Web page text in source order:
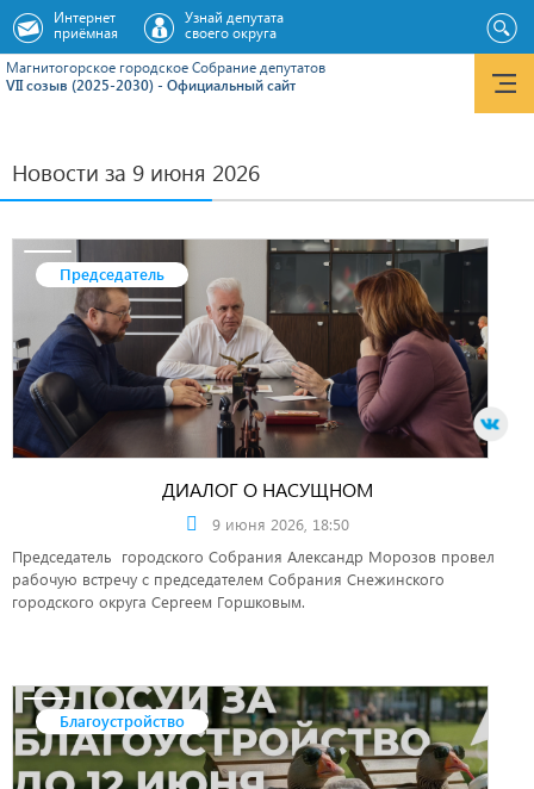
Магнитогорское городское Cобрание депутатов
VII созыв (2025-2030) - Официальный сайт
Интернет
приёмная
Узнай депутата
своего округа
Новости за 9 июня 2026
Председатель
ДИАЛОГ О НАСУЩНОМ
9 июня 2026, 18:50
Председатель городского Собрания Александр Морозов провел
рабочую встречу с председателем Собрания Снежинского
городского округа Сергеем Горшковым.
Благоустройство